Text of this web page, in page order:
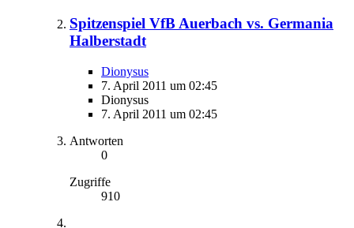
Spitzenspiel VfB Auerbach vs. Germania
Halberstadt
Dionysus
7. April 2011 um 02:45
Dionysus
7. April 2011 um 02:45
Antworten
0
Zugriffe
910